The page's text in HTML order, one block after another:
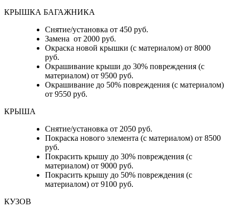
КРЫШКА БАГАЖНИКА
Снятие/установка от 450 руб.
Замена от 2000 руб.
Окраска новой крышки (с материалом) от 8000
руб.
Окрашивание крыши до 30% повреждения (с
материалом) от 9500 руб.
Окрашивание до 50% повреждения (с материалом)
от 9550 руб.
КРЫША
Снятие/установка от 2050 руб.
Покраска нового элемента (с материалом) от 8500
руб.
Покрасить крышу до 30% повреждения (с
материалом) от 9000 руб.
Покрасить крышу до 50% повреждения (с
материалом) от 9100 руб.
КУЗОВ